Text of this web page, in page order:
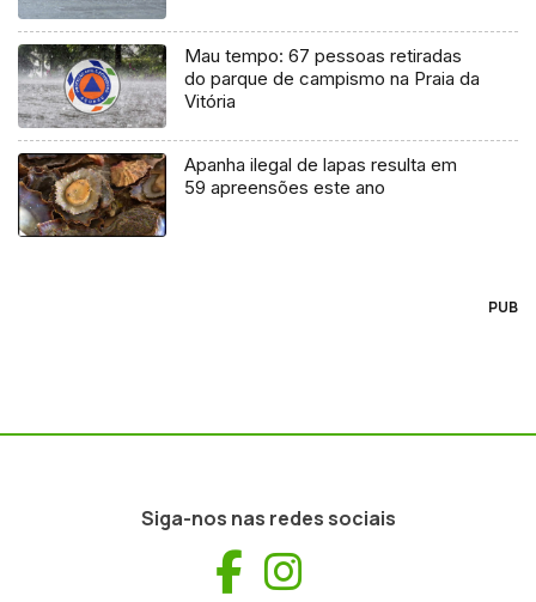
Mau tempo: 67 pessoas retiradas
do parque de campismo na Praia da
Vitória
Apanha ilegal de lapas resulta em
59 apreensões este ano
PUB
Siga-nos nas redes sociais
Facebook